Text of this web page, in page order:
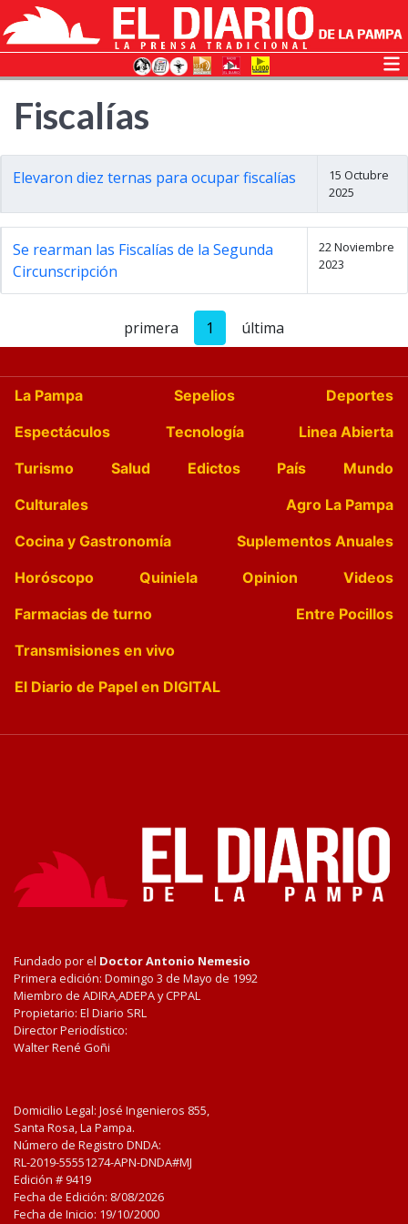
Fiscalías
Elevaron diez ternas para ocupar fiscalías
15 Octubre
2025
Se rearman las Fiscalías de la Segunda
Circunscripción
22 Noviembre
2023
primera 1 última
La Pampa Sepelios
Deportes
Espectáculos
Tecnología
Linea Abierta
Turismo
Salud Edictos País
Mundo
Culturales
Agro La Pampa
Cocina y Gastronomía
Suplementos Anuales
Horóscopo
Quiniela Opinion
Videos
Farmacias de turno
Entre Pocillos
Transmisiones en vivo
El Diario de Papel en DIGITAL
Fundado por el Doctor Antonio Nemesio
Primera edición: Domingo 3 de Mayo de 1992
Miembro de ADIRA,ADEPA y CPPAL
Propietario: El Diario SRL
Director Periodístico:
Walter René Goñi
Domicilio Legal: José Ingenieros 855,
Santa Rosa, La Pampa.
Número de Registro DNDA:
RL-2019-55551274-APN-DNDA#MJ
Edición # 9419
Fecha de Edición: 8/08/2026
Fecha de Inicio: 19/10/2000